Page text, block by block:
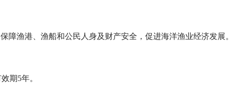
渔港、渔船和公民人身及财产安全，促进海洋渔业经济发展。
期5年。